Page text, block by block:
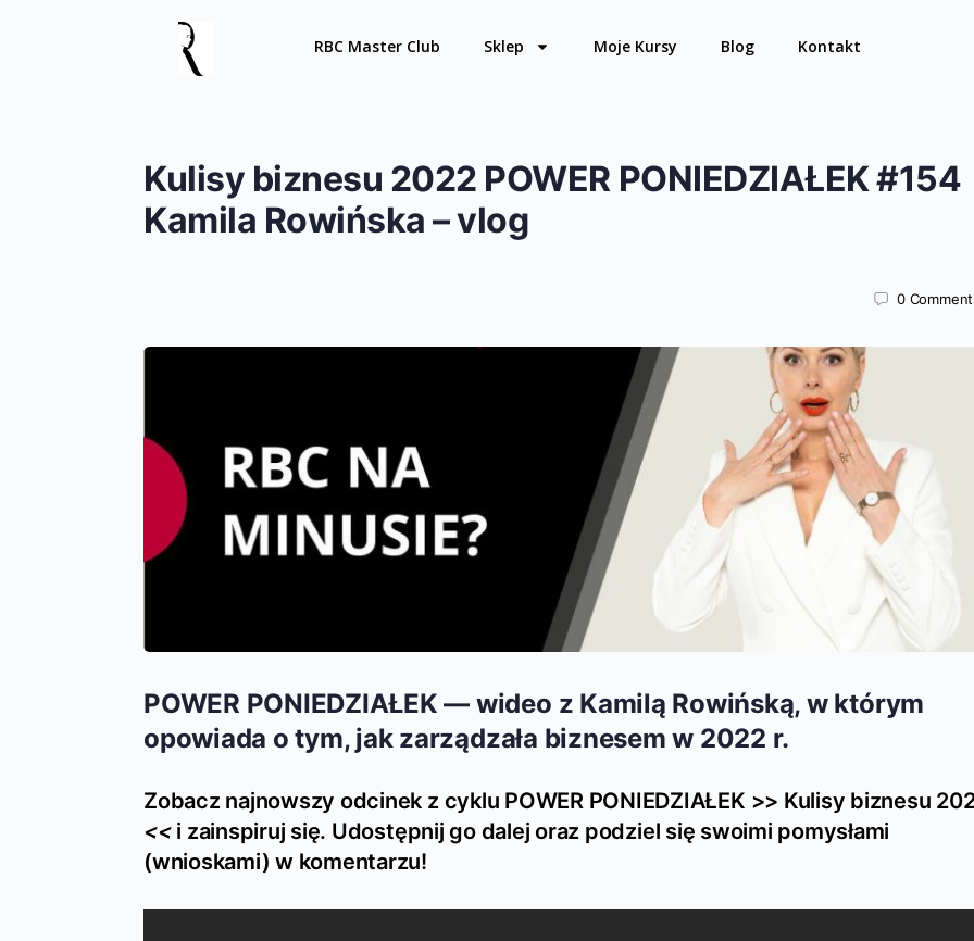
RBC Master Club Sklep Moje Kursy Blog Kontakt
Kulisy biznesu 2022 POWER PONIEDZIAŁEK #154
Kamila Rowińska – vlog
0
POWER PONIEDZIAŁEK — wideo z Kamilą Rowińską, w którym
opowiada o tym, jak zarządzała biznesem w 2022 r.
Zobacz najnowszy odcinek z cyklu POWER PONIEDZIAŁEK >> Kulisy biznesu
<<i zainspiruj się. Udostępnij go dalej oraz podziel się swoimi pomysłami
(wnioskami) w komentarzu!